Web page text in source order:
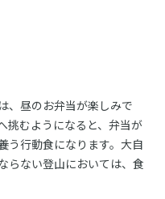
、昼のお弁当が楽しみで
挑むようになると、弁当が
う行動食になります。大自
らない登山においては、食